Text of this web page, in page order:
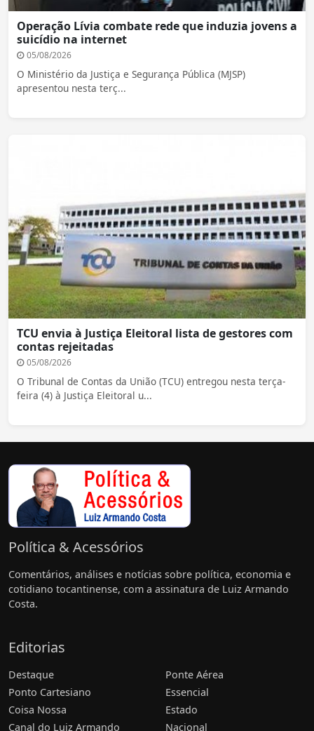
Operação Lívia combate rede que induzia jovens a
suicídio na internet
05/08/2026
O Ministério da Justiça e Segurança Pública (MJSP)
apresentou nesta terç...
TCU envia à Justiça Eleitoral lista de gestores com
contas rejeitadas
05/08/2026
O Tribunal de Contas da União (TCU) entregou nesta terça-
feira (4) à Justiça Eleitoral u...
Política & Acessórios
Comentários, análises e notícias sobre política, economia e
cotidiano tocantinense, com a assinatura de Luiz Armando
Costa.
Editorias
Destaque
Ponto Cartesiano
Coisa Nossa
Canal do Luiz Armando
Ponte Aérea
Essencial
Estado
Nacional